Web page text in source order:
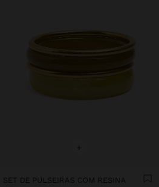
+
SET DE PULSEIRAS COM RESINA